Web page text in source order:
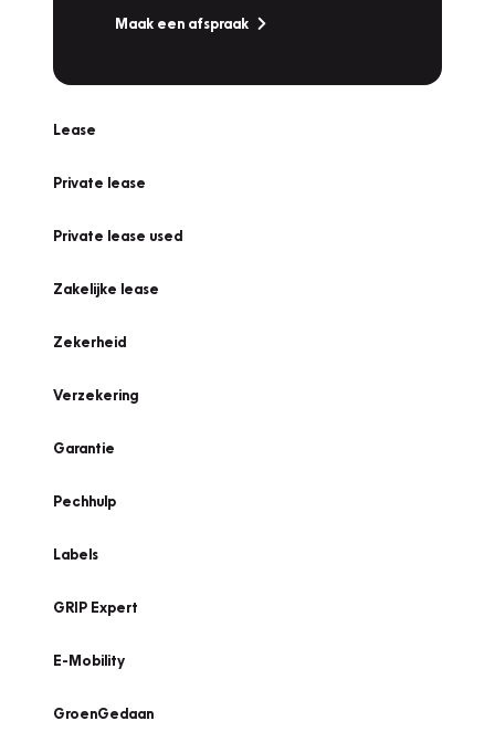
Maak een afspraak
Lease
Private lease
Private lease used
Zakelijke lease
Zekerheid
Verzekering
Garantie
Pechhulp
Labels
GRIP Expert
E-Mobility
GroenGedaan